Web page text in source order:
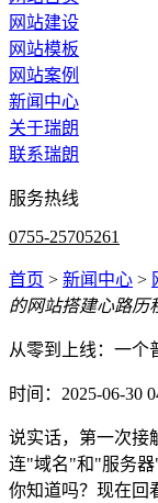
网站建设
网站模板
网站案例
新闻中心
关于瑞朗
联系瑞朗
服务热线
0755-25705261
首页 > 新闻中心 >
的网站搭建心路历
从零到上线：一个
时间：2025-06-30
说实话，第一次接
连"域名"和"服务
你知道吗？现在